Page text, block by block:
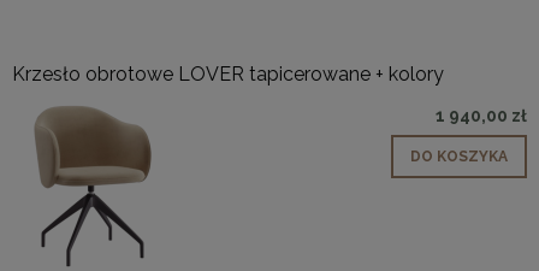
Krzesło obrotowe LOVER tapicerowane + kolory
1 940,00 zł
DO KOSZYKA